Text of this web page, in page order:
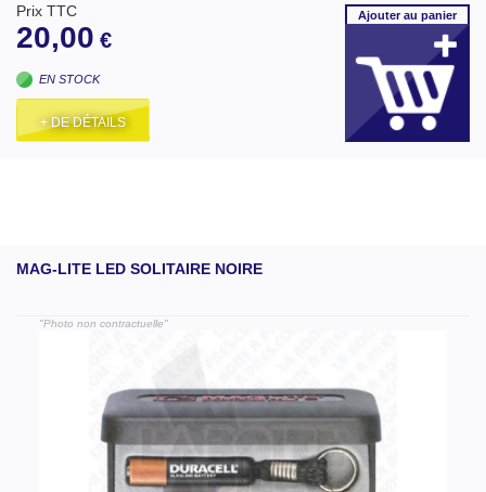
Prix TTC
20,00 €
EN STOCK
+ DE DÉTAILS
Ajouterau panier
MAG-LITE LED SOLITAIRE NOIRE
"Photo non contractuelle"